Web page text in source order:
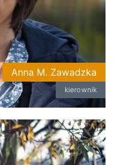
Anna M. Zawadzka
kierownik